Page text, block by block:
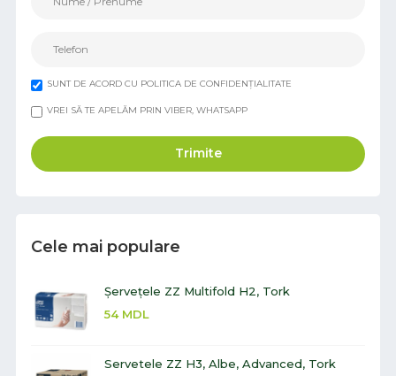
SUNT DE ACORD CU POLITICA DE CONFIDENȚIALITATE
VREI SĂ TE APELĂM PRIN VIBER, WHATSAPP
Trimite
Cele mai populare
Șervețele ZZ Multifold H2, Tork
54 MDL
Servetele ZZ H3, Albe, Advanced, Tork